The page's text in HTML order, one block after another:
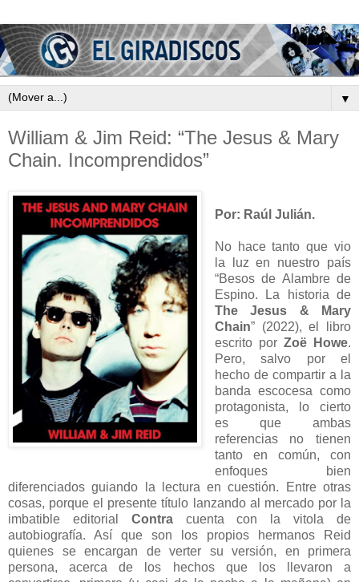
▼
William & Jim Reid: “The Jesus & Mary
Chain. Incomprendidos”
Por: Raúl Julián.
No hace tanto que vio
la luz en nuestro país
“Besos de Alambre de
Espino. La historia de
The Jesus & Mary
Chain” (2022), el libro
escrito por Zoë Howe.
Pero, salvo por el
hecho de compartir a la
banda escocesa como
protagonista, lo cierto
es que ambas
referencias no tienen
tanto en común, con
enfoques bien
diferenciados guiando la lectura en cuestión. Entre otras
cosas, porque el presente título lanzando al mercado por la
imbatible editorial
Contracuenta con la vitola de
autobiografía. Así que son los propios hermanos Reid
quienes se encargan de verter su versión, en primera
persona, acerca de los hechos que los llevaron a